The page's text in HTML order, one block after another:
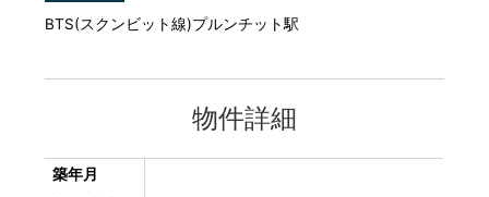
BTS(スクンビット線)プルンチット駅
物件詳細
築年月